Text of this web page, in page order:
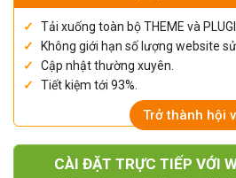
Tải xuống toàn bộ THEME và
Không giới hạn số lượng website
Cập nhật thường xuyên.
Tiết kiệm tới 93%.
Trở thành hội
CÀI ĐẶT TRỰC TIẾP VỚI